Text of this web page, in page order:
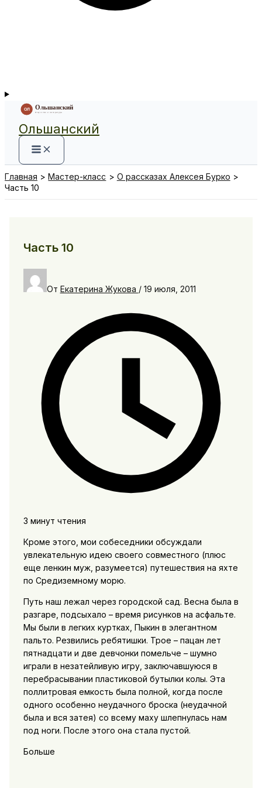
Ольшанский
Главная Мастер-класс
О рассказах Алексея Бурко
Часть 10
Часть 10
От Екатерина Жукова / 19 июля, 2011
3 минут чтения
Кроме этого, мои собеседники обсуждали
увлекательную идею своего совместного (плюс
еще ленкин муж, разумеется) путешествия на яхте
по Средиземному морю.
Путь наш лежал через городской сад. Весна была в
разгаре, подсыхало – время рисунков на асфальте.
Мы были в легких куртках, Пыкин в элегантном
пальто. Резвились ребятишки. Трое – пацан лет
пятнадцати и две девчонки помельче – шумно
играли в незатейливую игру, заключавшуюся в
перебрасывании пластиковой бутылки колы. Эта
поллитровая емкость была полной, когда после
одного особенно неудачного броска (неудачной
была и вся затея) со всему маху шлепнулась нам
под ноги. После этого она стала пустой.
Больше